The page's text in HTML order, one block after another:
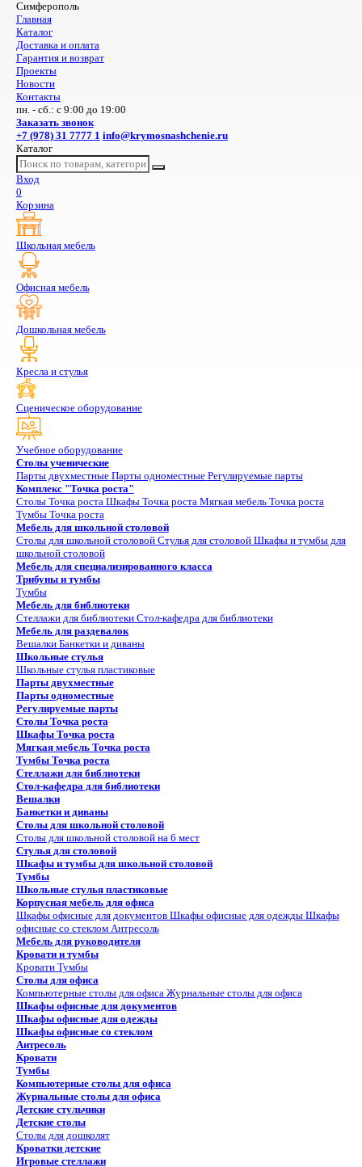
Симферополь
Главная
Каталог
Доставка и оплата
Гарантия и возврат
Проекты
Новости
Контакты
пн. - сб.: с 9:00 до 19:00
Заказать звонок
+7 (978) 31 7777 1 info@krymosnashchenie.ru
Каталог
Вход
0
Корзина
Школьная мебель
Офисная мебель
Дошкольная мебель
Кресла и стулья
Сценическое оборудование
Учебное оборудование
Столы ученические
Парты двухместные Парты одноместные Регулируемые парты
Комплекс "Точка роста"
Столы Точка роста Шкафы Точка роста Мягкая мебель Точка роста
Тумбы Точка роста
Мебель для школьной столовой
Столы для школьной столовой Стулья для столовой Шкафы и тумбы для
школьной столовой
Мебель для специализированного класса
Трибуны и тумбы
Тумбы
Мебель для библиотеки
Стеллажи для библиотеки Стол-кафедра для библиотеки
Мебель для раздевалок
Вешалки Банкетки и диваны
Школьные стулья
Школьные стулья пластиковые
Парты двухместные
Парты одноместные
Регулируемые парты
Столы Точка роста
Шкафы Точка роста
Мягкая мебель Точка роста
Тумбы Точка роста
Стеллажи для библиотеки
Стол-кафедра для библиотеки
Вешалки
Банкетки и диваны
Столы для школьной столовой
Столы для школьной столовой на 6 мест
Стулья для столовой
Шкафы и тумбы для школьной столовой
Тумбы
Школьные стулья пластиковые
Корпусная мебель для офиса
Шкафы офисные для документов Шкафы офисные для одежды Шкафы
офисные со стеклом Антресоль
Мебель для руководителя
Кровати и тумбы
Кровати Тумбы
Столы для офиса
Компьютерные столы для офиса Журнальные столы для офиса
Шкафы офисные для документов
Шкафы офисные для одежды
Шкафы офисные со стеклом
Антресоль
Кровати
Тумбы
Компьютерные столы для офиса
Журнальные столы для офиса
Детские стульчики
Детские столы
Столы для дошколят
Кроватки детские
Игровые стеллажи